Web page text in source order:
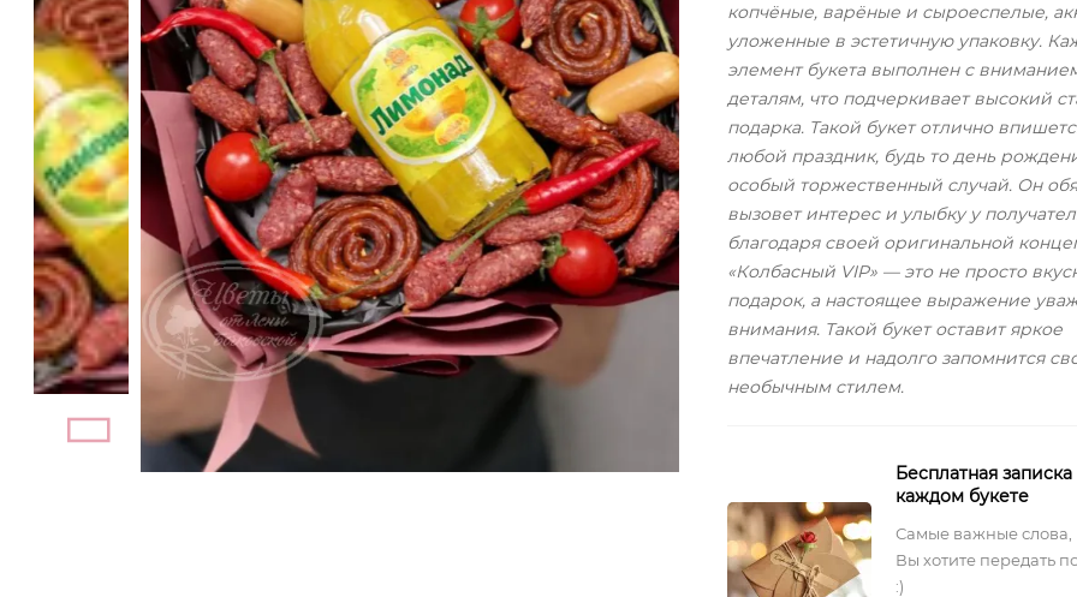
копчёные, варёные и сыроеспелые,
уложенные в эстетичную упаковку.
элемент букета выполнен с
деталям, что подчеркивает высокий
подарка. Такой букет отлично
любой праздник, будь то день
особый торжественный случай. Он
вызовет интерес и улыбку у
благодаря своей оригинальной
«Колбасный VIP» — это не просто
подарок, а настоящее выражение
внимания. Такой букет оставит яркое
впечатление и надолго запомнится
необычным стилем.
Бесплатная записка
каждом букете
Самые важные слова,
Вы хотите передать
:)